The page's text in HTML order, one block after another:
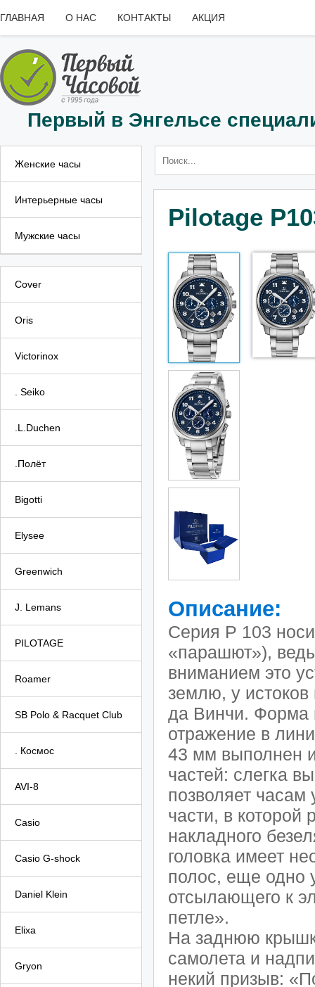
ГЛАВНАЯ О НАС КОНТАКТЫ АКЦИЯ
Первый в Энгельсе
Женские часы
Интерьерные часы
Мужские часы
Cover
Oris
Victorinox
. Seiko
.L.Duchen
.Полёт
Bigotti
Elysee
Greenwich
J. Lemans
PILOTAGE
Roamer
SB Polo & Racquet Club
. Космос
AVI-8
Casio
Casio G-shock
Daniel Klein
Elixa
Gryon
Pilotage
Описание:
Серия P 103
«парашют»),
вниманием это
землю, у истоков
да Винчи. Форма
отражение в
43 мм выполнен
частей: слегка
позволяет часам
части, в которой
накладного
головка имеет
полос, еще одно
отсылающего к
петле».
На заднюю
самолета и
некий призыв: